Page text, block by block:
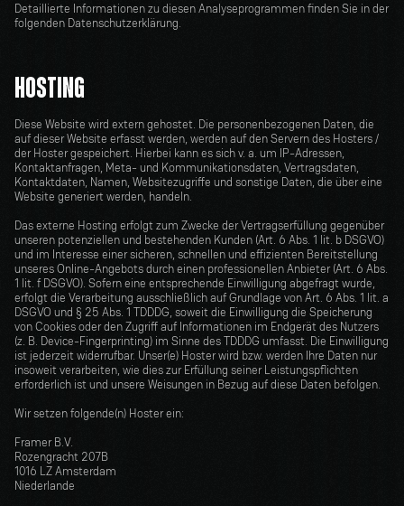
Detaillierte Informationen zu diesen Analyseprogrammen finden Sie in der
folgenden Datenschutzerklärung.
HOSTING
Diese Website wird extern gehostet. Die personenbezogenen Daten, die
auf dieser Website erfasst werden, werden auf den Servern des Hosters /
der Hoster gespeichert. Hierbei kann es sich v. a. um IP-Adressen,
Kontaktanfragen, Meta- und Kommunikationsdaten, Vertragsdaten,
Kontaktdaten, Namen, Websitezugriffe und sonstige Daten, die über eine
Website generiert werden, handeln.
Das externe Hosting erfolgt zum Zwecke der Vertragserfüllung gegenüber
unseren potenziellen und bestehenden Kunden (Art. 6 Abs. 1 lit. b DSGVO)
und im Interesse einer sicheren, schnellen und effizienten Bereitstellung
unseres Online-Angebots durch einen professionellen Anbieter (Art. 6 Abs.
1 lit. f DSGVO). Sofern eine entsprechende Einwilligung abgefragt wurde,
erfolgt die Verarbeitung ausschließlich auf Grundlage von Art. 6 Abs. 1 lit. a
DSGVO und § 25 Abs. 1 TDDDG, soweit die Einwilligung die Speicherung
von Cookies oder den Zugriff auf Informationen im Endgerät des Nutzers
(z. B. Device-Fingerprinting) im Sinne des TDDDG umfasst. Die Einwilligung
ist jederzeit widerrufbar. Unser(e) Hoster wird bzw. werden Ihre Daten nur
insoweit verarbeiten, wie dies zur Erfüllung seiner Leistungspflichten
erforderlich ist und unsere Weisungen in Bezug auf diese Daten befolgen.
Wir setzen folgende(n) Hoster ein:
Framer B.V.
Rozengracht 207B
1016 LZ Amsterdam
Niederlande